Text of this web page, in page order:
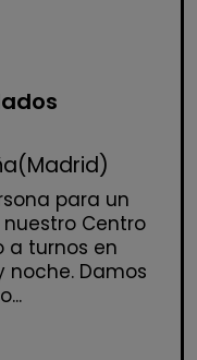
para un
Centro
a turnos en
noche. Damos